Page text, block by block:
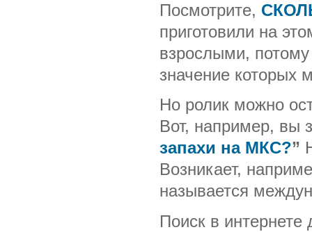
Посмотрите,
приготовили на
взрослыми, потому
значение которых
Но ролик можно
Вот, например, вы
запахи на МКС?”
Возникает,
называется
Поиск в интернете